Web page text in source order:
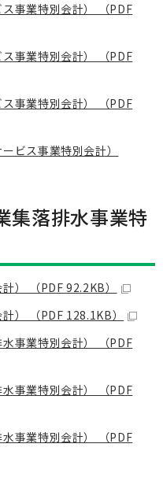
事業特別会計） （PDF
事業特別会計） （PDF
事業特別会計） （PDF
ビス事業特別会計）
集落排水事業特
） （PDF 92.2KB）
） （PDF 128.1KB）
事業特別会計） （PDF
事業特別会計） （PDF
事業特別会計） （PDF